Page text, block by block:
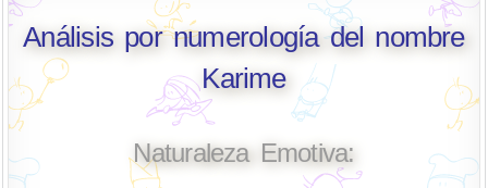
Análisis por numerología del nombre
Karime
Naturaleza Emotiva: